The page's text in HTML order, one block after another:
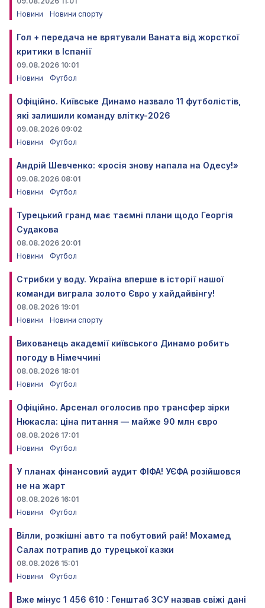
Новини
Новини спорту
Гол + передача не врятували Ваната від жорсткої
критики в Іспанії
09.08.2026 10:01
Новини
Футбол
Офіційно. Київське Динамо назвало 11 футболістів,
які залишили команду влітку-2026
09.08.2026 09:02
Новини
Футбол
Андрій Шевченко: «росія знову напала на Одесу!»
09.08.2026 08:01
Новини
Футбол
Турецький гранд має таємні плани щодо Георгія
Судакова
08.08.2026 20:01
Новини
Футбол
Стрибки у воду. Україна вперше в історії нашої
команди виграла золото Євро у хайдайвінгу!
08.08.2026 19:01
Новини
Новини спорту
Вихованець академії київського Динамо робить
погоду в Німеччині
08.08.2026 18:01
Новини
Футбол
Офіційно. Арсенал оголосив про трансфер зірки
Нюкасла: ціна питання — майже 90 млн євро
08.08.2026 17:01
Новини
Футбол
У планах фінансовий аудит ФІФА! УЄФА розійшовся
не на жарт
08.08.2026 16:01
Новини
Футбол
Вілли, розкішні авто та побутовий рай! Мохамед
Салах потрапив до турецької казки
08.08.2026 15:01
Новини
Футбол
Вже мінус 1 456 610 : Генштаб ЗСУ назвав свіжі дані